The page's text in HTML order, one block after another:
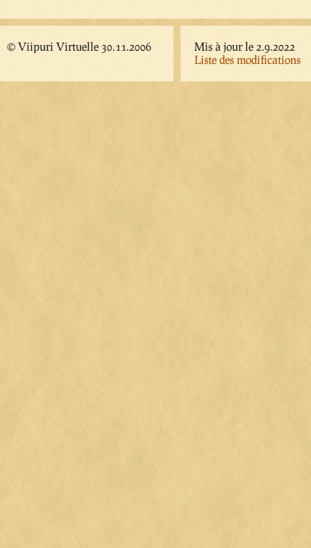
© Viipuri Virtuelle 30.11.2006
Mis à jour le 2.9.2022
Liste des modifications